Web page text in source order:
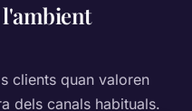
l'ambient
clients quan valoren
dels canals habituals.